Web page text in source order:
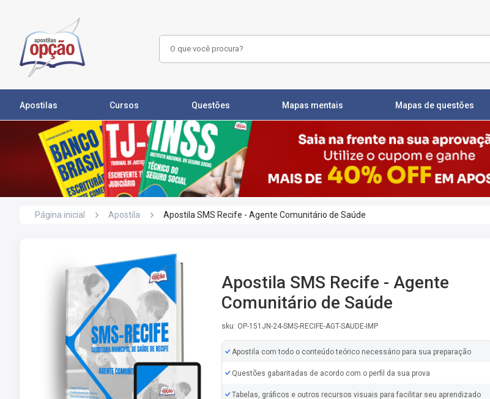
Apostilas Cursos Questões Mapas mentais Mapas de questões
Página inicial Apostila Apostila SMS Recife - Agente Comunitário de Saúde
Apostila SMS Recife - Agente
Comunitário de Saúde
sku: OP-151JN-24-SMS-RECIFE-AGT-SAUDE-IMP
Apostila com todo o conteúdo teórico necessário para sua preparação
Questões gabaritadas de acordo com o perfil da sua prova
Tabelas, gráficos e outros recursos visuais para facilitar seu aprendizado